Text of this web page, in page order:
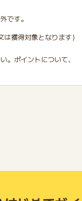
です。
獲得対象となります）
。ポイントについて、